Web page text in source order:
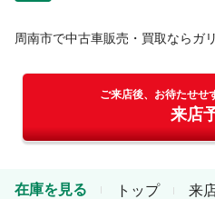
周南市で中古車販売・買取ならガ
ご来店後、お待たせせ
来店
トップ
在庫を見る 来